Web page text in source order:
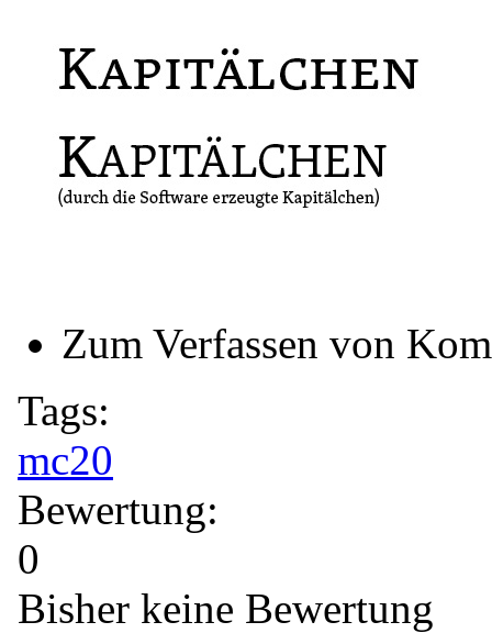
Zum Verfassen von
Tags:
mc20
Bewertung:
0
Bisher keine Bewertung